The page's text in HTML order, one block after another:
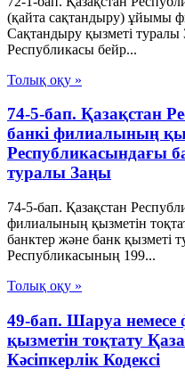
(қайта сақтандыру) ұйымы
Сақтандыру қызметі
Республикасы бейр...
Толық оқу »
74-5-бап. Қазақстан
банкі филиалының
Республикасындағы
туралы Заңы
74-5-бап. Қазақстан
филиалының қызметін
банктер және банк қызметі
Республикасының 199...
Толық оқу »
49-бап. Шаруа
қызметiн тоқтату
Кәсіпкерлік Кодексі